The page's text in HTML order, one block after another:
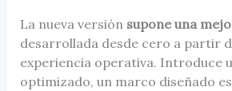
La nueva versión supone una
desarrollada desde cero a partir
experiencia operativa. Introduce
optimizado, un marco diseñado